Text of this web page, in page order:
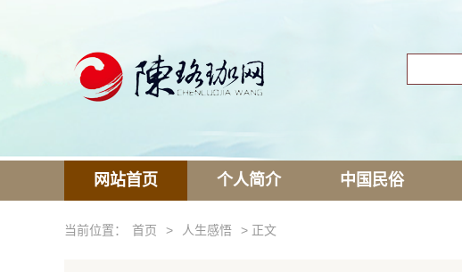
网站首页 个人简介 中国民俗
当前位置： 首页 > 人生感悟 > 正文